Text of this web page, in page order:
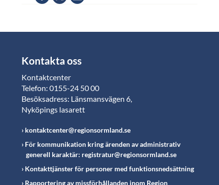
Kontakta oss
Kontaktcenter
Telefon: 0155-24 50 00
Besöksadress: Länsmansvägen 6,
Nyköpings lasarett
kontaktcenter@regionsormland.se
För kommunikation kring ärenden av administrativ
generell karaktär: registratur@regionsormland.se
Kontakttjänster för personer med funktionsnedsättning
Rapportering av missförhållanden inom Region